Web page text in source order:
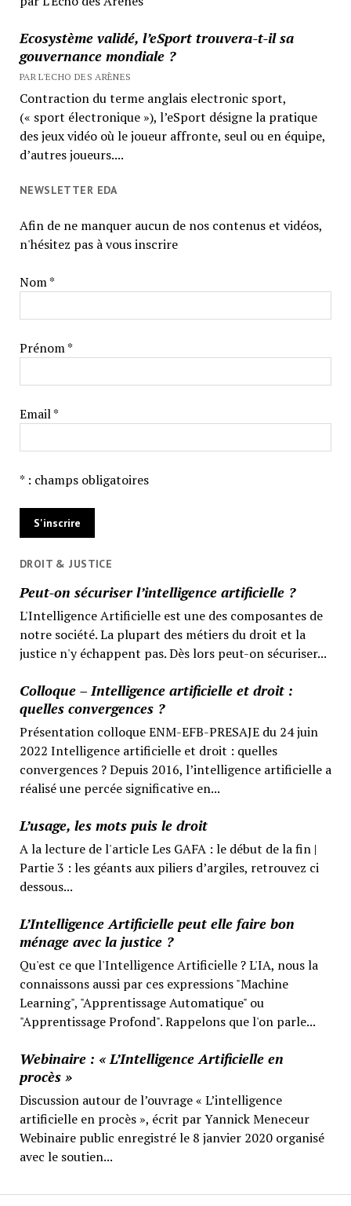
Ecosystème validé, l’eSport trouvera-t-il sa
gouvernance mondiale ?
PAR L'ECHO DES ARÈNES
Contraction du terme anglais electronic sport,
(« sport électronique »), l’eSport désigne la pratique
des jeux vidéo où le joueur affronte, seul ou en équipe,
d’autres joueurs....
NEWSLETTER EDA
Afin de ne manquer aucun de nos contenus et vidéos,
n'hésitez pas à vous inscrire
Nom *
Prénom *
Email *
* : champs obligatoires
DROIT & JUSTICE
Peut-on sécuriser l’intelligence artificielle ?
L'Intelligence Artificielle est une des composantes de
notre société. La plupart des métiers du droit et la
justice n'y échappent pas. Dès lors peut-on sécuriser...
Colloque – Intelligence artificielle et droit :
quelles convergences ?
Présentation colloque ENM-EFB-PRESAJE du 24 juin
2022 Intelligence artificielle et droit : quelles
convergences ? Depuis 2016, l’intelligence artificielle a
réalisé une percée significative en...
L’usage, les mots puis le droit
A la lecture de l'article Les GAFA : le début de la fin |
Partie 3 : les géants aux piliers d’argiles, retrouvez ci
dessous...
L’Intelligence Artificielle peut elle faire bon
ménage avec la justice ?
Qu'est ce que l'Intelligence Artificielle ? L'IA, nous la
connaissons aussi par ces expressions "Machine
Learning", "Apprentissage Automatique" ou
"Apprentissage Profond". Rappelons que l'on parle...
Webinaire : « L’Intelligence Artificielle en
procès »
Discussion autour de l’ouvrage « L’intelligence
artificielle en procès », écrit par Yannick Meneceur
Webinaire public enregistré le 8 janvier 2020 organisé
avec le soutien...